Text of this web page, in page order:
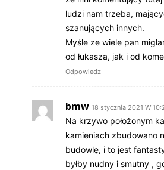
ludzi nam trzeba,
szanujących innych.
Myśle ze wiele pan
od łukasza, jak i od
Odpowiedz
bmw 18 stycznia 2021 W
Na krzywo położonym
kamieniach zbudowano
budowlę, i to jest
byłby nudny i smutny ,